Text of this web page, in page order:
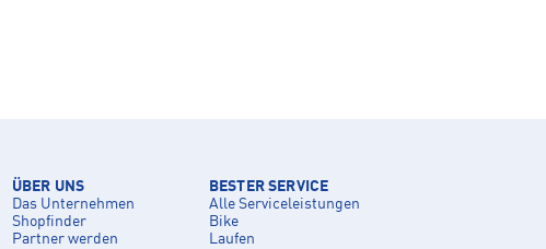
ÜBER UNS
Das Unternehmen
Shopfinder
Partner werden
BESTER SERVICE
Alle Serviceleistungen
Bike
Laufen